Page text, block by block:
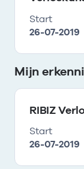
Start
26-07-2019
Mijn
RIBIZ
Start
26-07-2019